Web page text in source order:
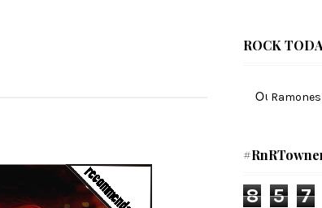
ROCK
Οι
8 5 7